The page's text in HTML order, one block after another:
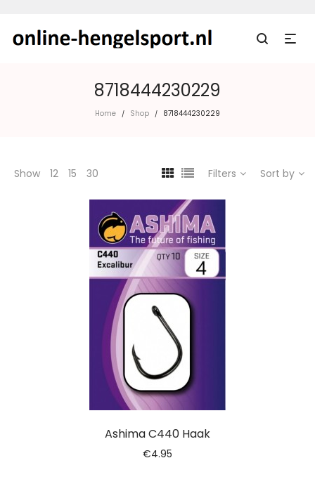
8718444230229
Home / Shop / 8718444230229
Show 12 15 30 Filters Sort by
Ashima C440 Haak
€4.95